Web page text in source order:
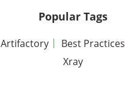
Popular Tags
Artifactory Best Practices
Xray